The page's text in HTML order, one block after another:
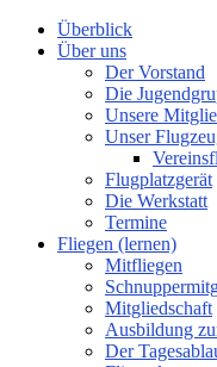
Überblick
Über uns
Der Vorstand
Die
Unsere
Unser
Flugplatzgerät
Die Werkstatt
Termine
Fliegen (lernen)
Mitfliegen
Mitgliedschaft
Ausbildung
Der